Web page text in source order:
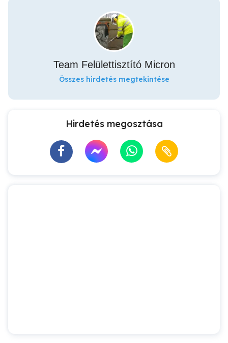
Team Felülettisztító Micron
Összes hirdetés megtekintése
Hirdetés megosztása